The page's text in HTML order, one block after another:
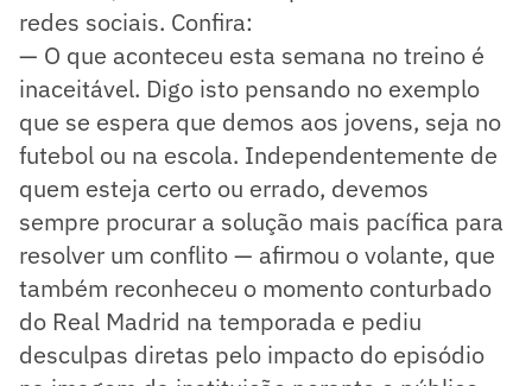
redes sociais. Confira:
— O que aconteceu esta semana no treino é
inaceitável. Digo isto pensando no exemplo
que se espera que demos aos jovens, seja no
futebol ou na escola. Independentemente de
quem esteja certo ou errado, devemos
sempre procurar a solução mais pacífica para
resolver um conflito — afirmou o volante, que
também reconheceu o momento conturbado
do Real Madrid na temporada e pediu
desculpas diretas pelo impacto do episódio